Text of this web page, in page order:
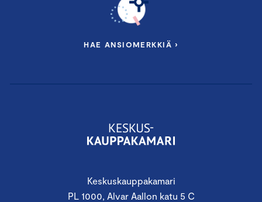
Keskuskauppakamari
PL 1000, Alvar Aallon katu 5 C
HAE ANSIOMERKKIÄ ›